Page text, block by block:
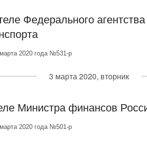
Федерального
2020 года №531-р
3 марта 2020, вторник
Министра финансов
2020 года №501-р